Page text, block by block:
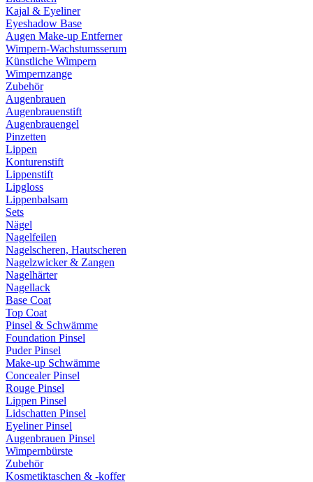
Kajal & Eyeliner
Eyeshadow Base
Augen Make-up Entferner
Wimpern-Wachstumsserum
Künstliche Wimpern
Wimpernzange
Zubehör
Augenbrauen
Augenbrauenstift
Augenbrauengel
Pinzetten
Lippen
Konturenstift
Lippenstift
Lipgloss
Lippenbalsam
Sets
Nägel
Nagelfeilen
Nagelscheren, Hautscheren
Nagelzwicker & Zangen
Nagelhärter
Nagellack
Base Coat
Top Coat
Pinsel & Schwämme
Foundation Pinsel
Puder Pinsel
Make-up Schwämme
Concealer Pinsel
Rouge Pinsel
Lippen Pinsel
Lidschatten Pinsel
Eyeliner Pinsel
Augenbrauen Pinsel
Wimpernbürste
Zubehör
Kosmetiktaschen & -koffer